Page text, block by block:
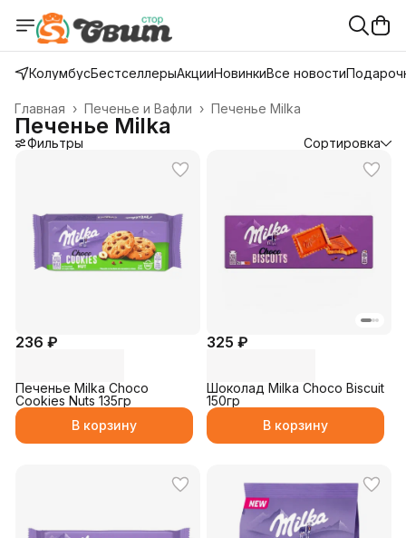
КолумбусБестселлерыАкцииНовинкиВсе новости
Печенье Milka
Печенье и Вафли ›
Главная ›
Печенье Milka
Фильтры Сортировка
236 ₽
Печенье Milka Choco
Cookies Nuts 135гр
В корзину
325 ₽
Шоколад Milka Choco Biscuit
150гр
В корзину